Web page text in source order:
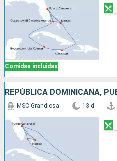
Comidas incluidas
MSC Grandiosa 13 d